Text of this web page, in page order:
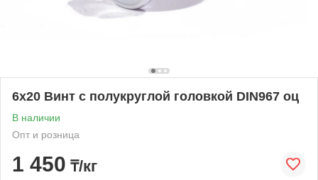
6х20 Винт с полукруглой головкой DIN967 оц
В наличии
Опт и розница
1 450 ₸/кг